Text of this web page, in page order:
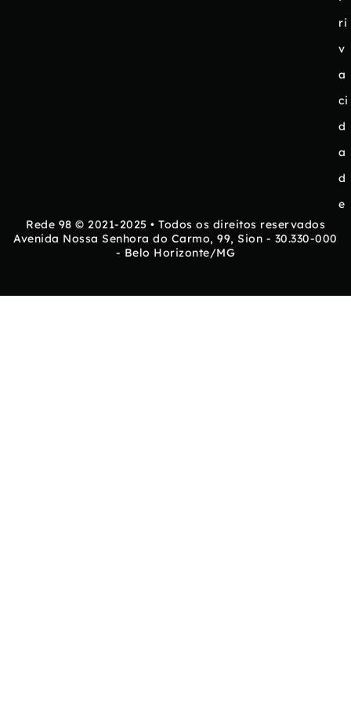
ri
v
a
ci
d
a
d
e
Rede 98 © 2021-2025 • Todos os direitos reservados
Avenida Nossa Senhora do Carmo, 99, Sion - 30.330-000
- Belo Horizonte/MG